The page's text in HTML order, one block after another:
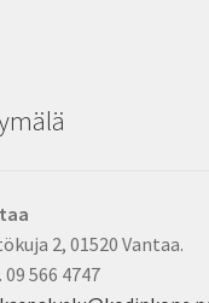
2, 01520 Vantaa.
09 566 4747